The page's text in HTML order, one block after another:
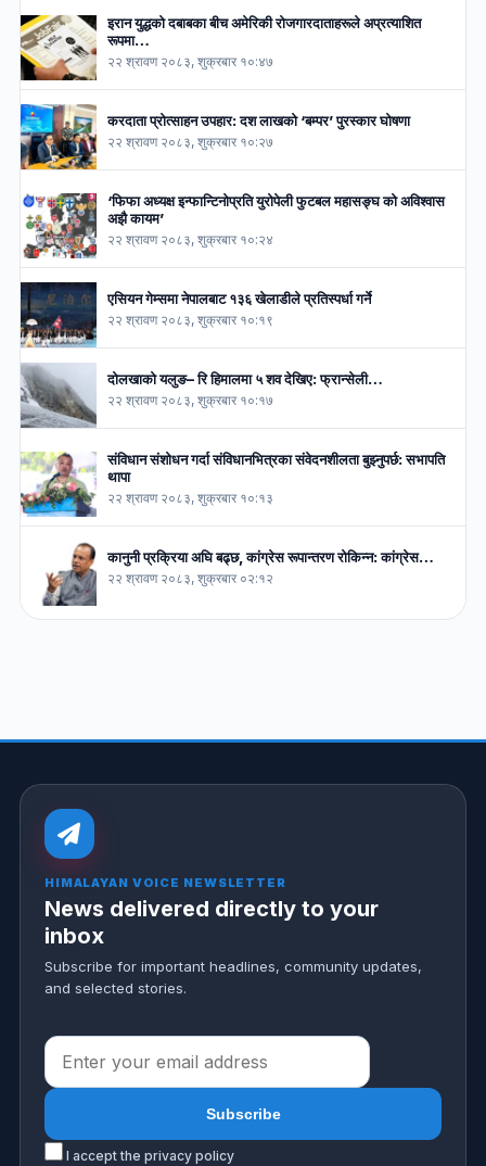
इरान युद्धको दबाबका बीच अमेरिकी रोजगारदाताहरूले अप्रत्याशित
रूपमा…
२२ श्रावण २०८३, शुक्रबार १०:४७
करदाता प्रोत्साहन उपहार: दश लाखको ‘बम्पर’ पुरस्कार घोषणा
२२ श्रावण २०८३, शुक्रबार १०:२७
‘फिफा अध्यक्ष इन्फान्टिनोप्रति युरोपेली फुटबल महासङ्घ को अविश्वास
अझै कायम’
२२ श्रावण २०८३, शुक्रबार १०:२४
एसियन गेम्समा नेपालबाट १३६ खेलाडीले प्रतिस्पर्धा गर्ने
२२ श्रावण २०८३, शुक्रबार १०:१९
दोलखाको यलुङ– रि हिमालमा ५ शव देखिए: फ्रान्सेली…
२२ श्रावण २०८३, शुक्रबार १०:१७
संविधान संशोधन गर्दा संविधानभित्रका संवेदनशीलता बुझ्नुपर्छ: सभापति
थापा
२२ श्रावण २०८३, शुक्रबार १०:१३
कानुनी प्रक्रिया अघि बढ्छ, कांग्रेस रूपान्तरण रोकिन्न: कांग्रेस…
२२ श्रावण २०८३, शुक्रबार ०२:१२
HIMALAYAN VOICE NEWSLETTER
News delivered directly to your
inbox
Subscribe for important headlines, community updates,
and selected stories.
I accept the privacy policy